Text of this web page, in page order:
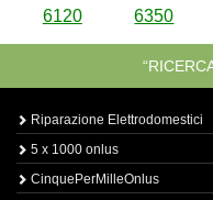
6120 6350
Riparazione Elettrodomestici
5 x 1000 onlus
CinquePerMilleOnlus